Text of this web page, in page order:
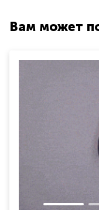
Вам может